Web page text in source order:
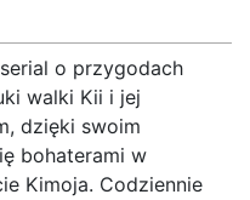
o przygodach
walki Kii i jej
dzięki swoim
bohaterami w
Kimoja. Codziennie